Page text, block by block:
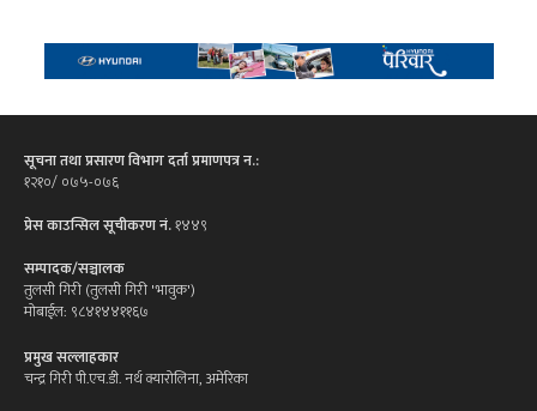
सूचना तथा प्रसारण विभाग दर्ता प्रमाणपत्र न.:
१२१०/ ०७५-०७६
प्रेस काउन्सिल सूचीकरण नं.१४४९
सम्पादक/सञ्चालक
तुलसी गिरी (तुलसी गिरी 'भावुक')
मोबाईल: ९८४१४४११६७
प्रमुख सल्लाहकार
चन्द्र गिरी पी.एच.डी. नर्थ क्यारोलिना, अमेरिका